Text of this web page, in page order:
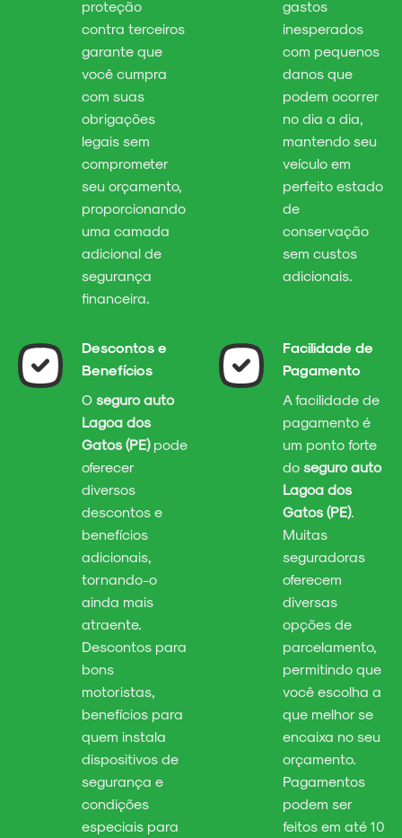
proteção
contra terceiros
garante que
você cumpra
com suas
obrigações
legais sem
comprometer
seu orçamento,
proporcionando
uma camada
adicional de
segurança
financeira.
gastos
inesperados
com pequenos
danos que
podem ocorrer
no dia a dia,
mantendo seu
veículo em
perfeito estado
de
conservação
sem custos
adicionais.
Descontos e
Benefícios
O seguro auto
Lagoa dos
Gatos (PE)pode
oferecer
diversos
descontos e
benefícios
adicionais,
tornando-o
ainda mais
atraente.
Descontos para
bons
motoristas,
benefícios para
quem instala
dispositivos de
segurança e
condições
especiais para
Facilidade de
Pagamento
A facilidade de
pagamento é
um ponto forte
do seguro auto
Lagoa dos
Gatos (PE).
Muitas
seguradoras
oferecem
diversas
opções de
parcelamento,
permitindo que
você escolha a
que melhor se
encaixa no seu
orçamento.
Pagamentos
podem ser
feitos em até 10